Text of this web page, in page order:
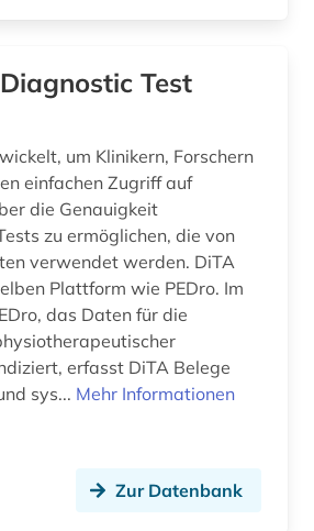
öffentliche forschung (1)
Test
um Klinikern, Forschern
einfachen Zugriff auf
die Genauigkeit
zu ermöglichen, die von
verwendet werden. DiTA
Plattform wie PEDro. Im
das Daten für die
erfasst DiTA Belege
sys... Mehr Informationen
Zur Datenbank